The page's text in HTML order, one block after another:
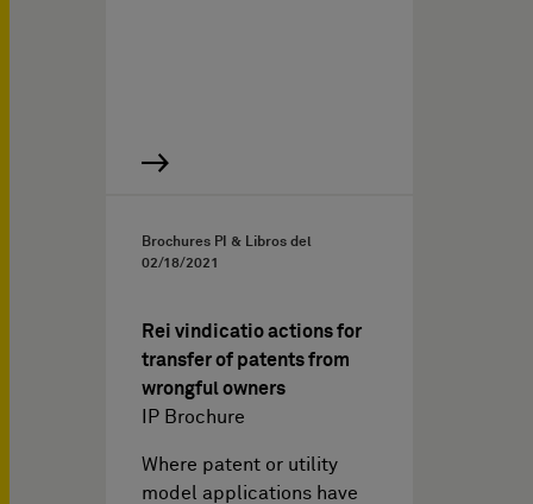
Brochures PI & Libros del
02/18/2021
Rei vindicatio actions for
transfer of patents from
wrongful owners
IP Brochure
Where patent or utility
model applications have